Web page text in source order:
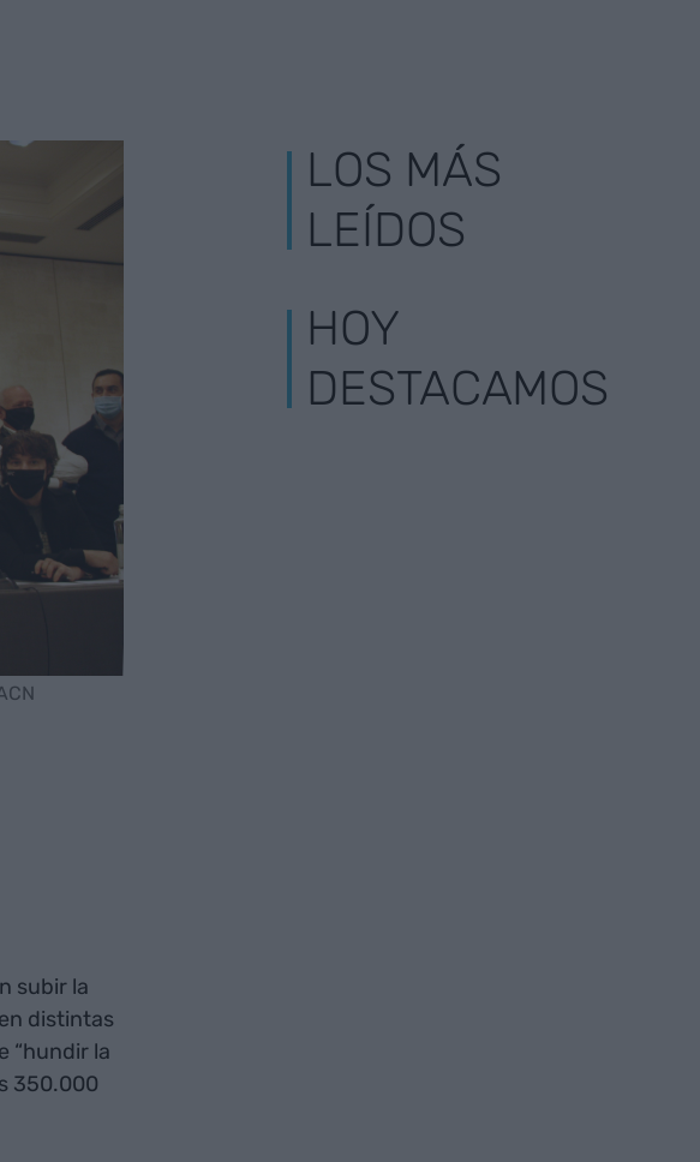
subir la
distintas
“hundir la
350.000
LOS MÁS
LEÍDOS
HOY
DESTACAMOS